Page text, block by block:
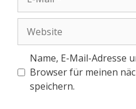
Mail
Name, E-Mail-Adresse
Browser für meinen
speichern.